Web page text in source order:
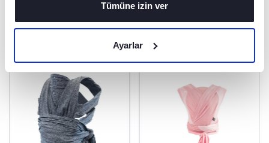
Tümüne izin ver
Ayarlar
İLGINIZI ÇEKEBILECEK ÜRÜNLER